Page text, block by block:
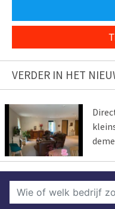
VERDER IN HET